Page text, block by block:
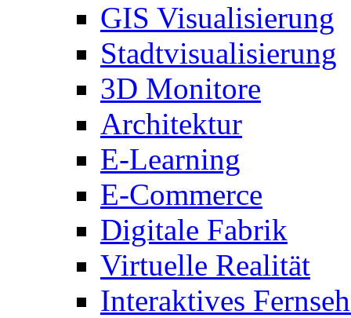
GIS Visualisierung
Stadtvisualisierung
3D Monitore
Architektur
E-Learning
E-Commerce
Digitale Fabrik
Virtuelle Realität
Interaktives